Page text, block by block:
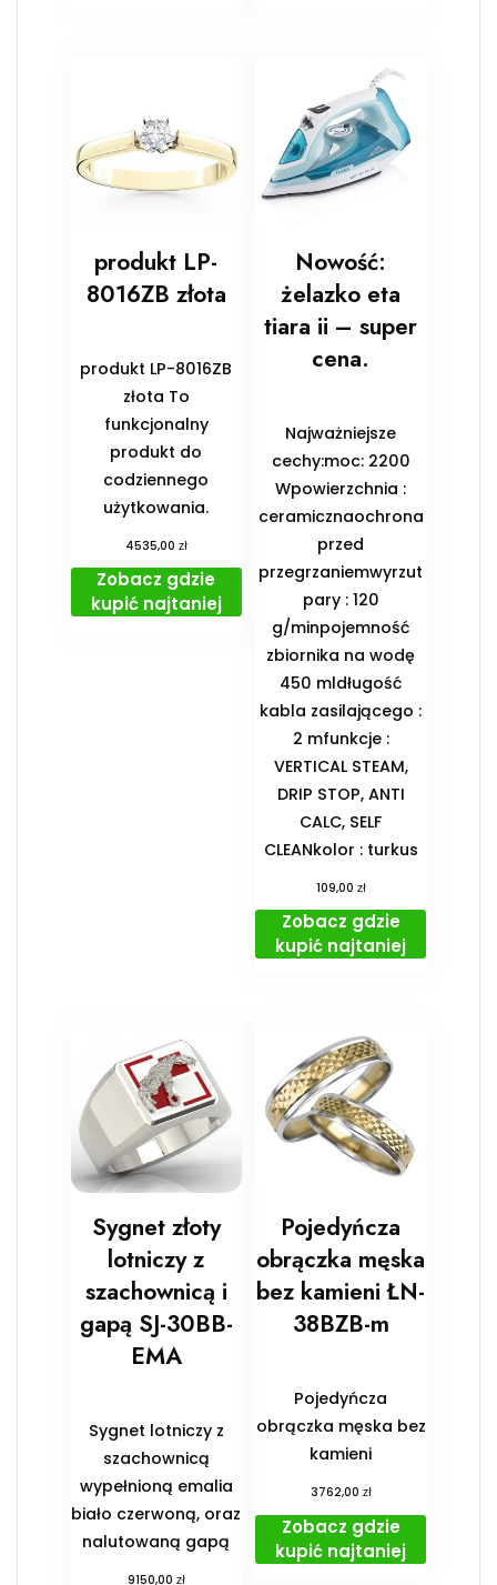
produkt LP-
8016ZB złota
produkt LP-8016ZB
złota To
funkcjonalny
produkt do
codziennego
użytkowania.
4535,00 zł
Zobacz gdzie
kupić najtaniej
Nowość:
żelazko eta
tiara ii – super
cena.
Najważniejsze
cechy:moc: 2200
Wpowierzchnia :
ceramicznaochrona
przed
przegrzaniemwyrzut
pary : 120
g/minpojemność
zbiornika na wodę
450 mldługość
kabla zasilającego :
2 mfunkcje :
VERTICAL STEAM,
DRIP STOP, ANTI
CALC, SELF
CLEANkolor : turkus
109,00 zł
Zobacz gdzie
kupić najtaniej
Sygnet złoty
lotniczy z
szachownicą i
gapą SJ-30BB-
EMA
Sygnet lotniczy z
szachownicą
wypełnioną emalia
biało czerwoną, oraz
nalutowaną gapą
9150,00 zł
Pojedyńcza
obrączka męska
bez kamieni ŁN-
38BZB-m
Pojedyńcza
obrączka męska bez
kamieni
3762,00 zł
Zobacz gdzie
kupić najtaniej